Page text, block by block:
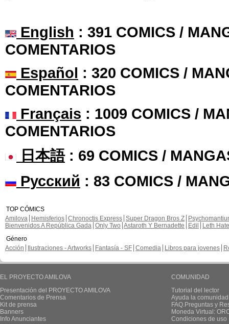
English : 391 COMICS /
COMENTARIOS
Español : 320 COMICS /
COMENTARIOS
Français : 1009 COMICS /
COMENTARIOS
日本語: 69 COMICS /
Русский : 83 COMICS /
TOP CÓMICS
Amilova
Hemisferios Chronoctis Express Super Dragon Bros Z
Bienvenidos A República Gada Only Two Astaroth Y Bernadette Edil
Leth Hate
Género
Acción
Ilustraciones - Artworks Fantasía - SF Comedia Libros para jovenes
EL PROYECTO AMILOVA
Presentación del PROYECTO AMILOVA
Comentarios de Prensa
Kit de prensa
Banners
Info Anunciantes
COMUNIDAD
Tutorial del lector
Ayuda la
FAQ.Preguntas y
Moneda Virtual:
Condiciones de uso